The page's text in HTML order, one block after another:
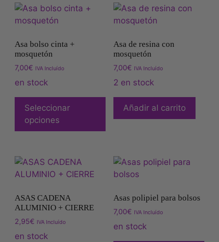
Asa bolso cinta +
mosquetón
7,00€ IVA Incluído
en stock
Seleccionar
opciones
Asa de resina con
mosquetón
7,00€ IVA Incluído
2 en stock
Añadir al carrito
ASAS CADENA
ALUMINIO + CIERRE
2,95€ IVA Incluído
en stock
Asas polipiel para bolsos
7,00€ IVA Incluído
en stock